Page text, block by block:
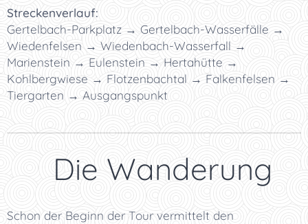
Streckenverlauf:
Gertelbach-Parkplatz → Gertelbach-Wasserfälle →
Wiedenfelsen → Wiedenbach-Wasserfall →
Marienstein → Eulenstein → Hertahütte →
Kohlbergwiese → Flotzenbachtal → Falkenfelsen →
Tiergarten → Ausgangspunkt
🌲 Die Wanderung
Schon der Beginn der Tour vermittelt den